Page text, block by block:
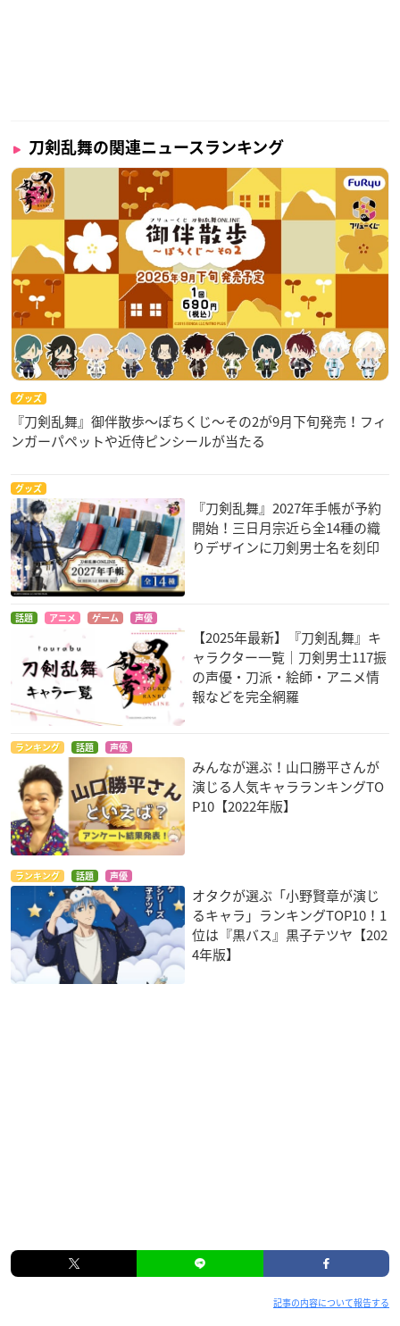
刀剣乱舞の関連ニュースランキング
グッズ
『刀剣乱舞』御伴散歩～ぽちくじ～その2が9月下旬発売！フィ
ンガーパペットや近侍ピンシールが当たる
グッズ
『刀剣乱舞』2027年手帳が予約
開始！三日月宗近ら全14種の織
りデザインに刀剣男士名を刻印
話題 アニメ ゲーム 声優
【2025年最新】『刀剣乱舞』キ
ャラクター一覧｜刀剣男士117振
の声優・刀派・絵師・アニメ情
報などを完全網羅
ランキング 話題 声優
みんなが選ぶ！山口勝平さんが
演じる人気キャラランキングTO
P10【2022年版】
ランキング 話題 声優
オタクが選ぶ「小野賢章が演じ
るキャラ」ランキングTOP10！1
位は『黒バス』黒子テツヤ【202
4年版】
記事の内容について報告する